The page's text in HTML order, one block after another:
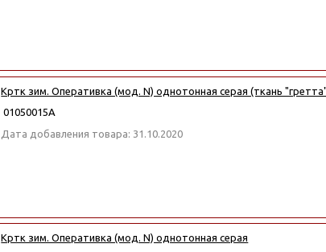
Кртк зим. Оперативка (мод. N) однотонная серая (ткань
01050015А
Дата добавления товара: 31.10.2020
Кртк зим. Оперативка (мод. N) однотонная серая